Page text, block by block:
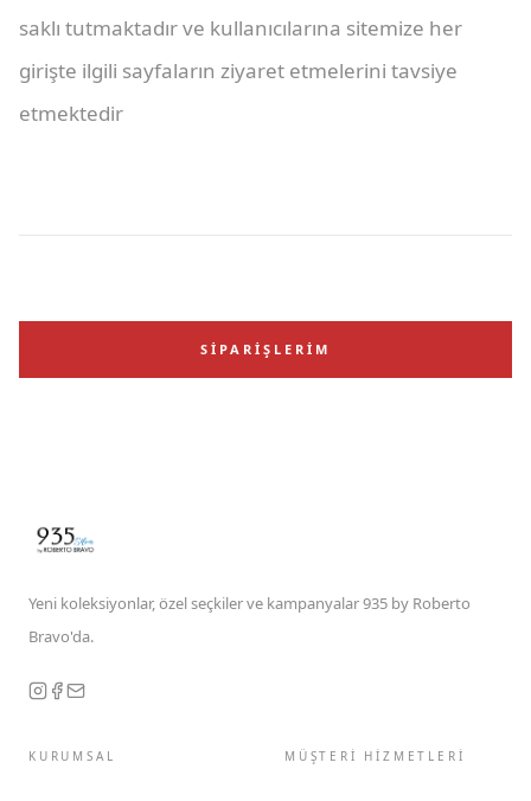
saklı tutmaktadır ve kullanıcılarına sitemize her
girişte ilgili sayfaların ziyaret etmelerini tavsiye
etmektedir
SIPARIŞLERIM
Yeni koleksiyonlar, özel seçkiler ve kampanyalar 935 by Roberto
Bravo'da.
KURUMSAL MÜŞTERİ HİZMETLERİ